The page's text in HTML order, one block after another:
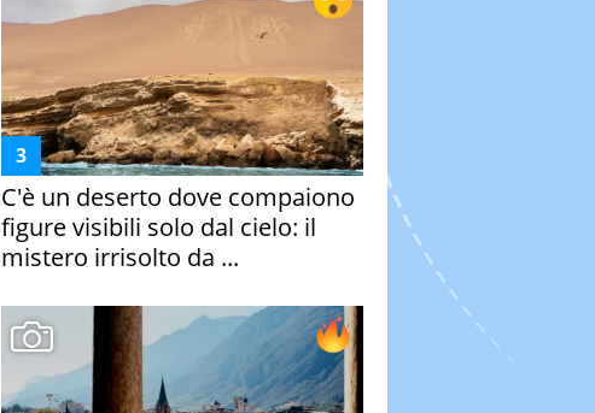
C'è un deserto dove compaiono
figure visibili solo dal cielo: il
mistero irrisolto da ...